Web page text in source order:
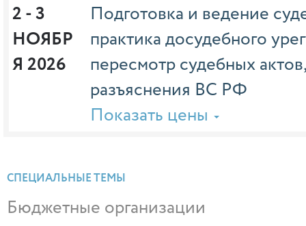
2 - 3
НОЯБР
Я 2026
Подготовка и ведение
практика досудебного
пересмотр судебных
разъяснения ВС РФ
Показать цены
СПЕЦИАЛЬНЫЕ ТЕМЫ
Бюджетные организации